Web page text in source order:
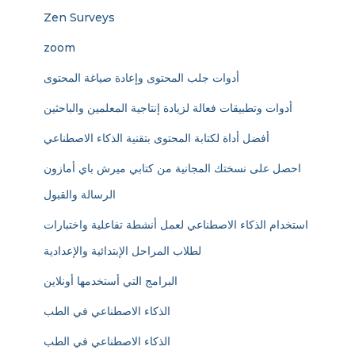
Zen Surveys
zoom
أدوات جلب المحتوى وإعادة صياغة المحتوى
أدوات وتطبيقات فعالة لزيادة إنتاجية المعلمين والباحثين
أفضل أداة لكتابة المحتوى بتقنية الذكاء الاصطناعي
احصل على نسختك المجانية من كتابي ميرش باي أمازون
الرسالة والقبول
استخدام الذكاء الاصطناعي لعمل أنشطة تفاعلية واختبارات
لطلاب المراحل الإبتدائية والإعدادية
البرامج التي أستخدمها أونلاين
الذكاء الاصطناعي في الطب
الذكاء الاصطناعي في الطب